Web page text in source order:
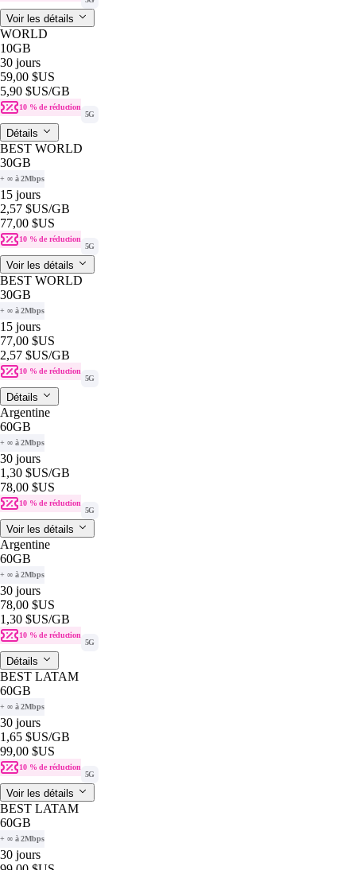
Voir les détails
WORLD
10GB
30 jours
59,00 $US
5,90 $US/GB
10 % de réduction
5G
Détails
BEST WORLD
30GB
+ ∞ à 2Mbps
15 jours
2,57 $US/GB
77,00 $US
10 % de réduction
5G
Voir les détails
BEST WORLD
30GB
+ ∞ à 2Mbps
15 jours
77,00 $US
2,57 $US/GB
10 % de réduction
5G
Détails
Argentine
60GB
+ ∞ à 2Mbps
30 jours
1,30 $US/GB
78,00 $US
10 % de réduction
5G
Voir les détails
Argentine
60GB
+ ∞ à 2Mbps
30 jours
78,00 $US
1,30 $US/GB
10 % de réduction
5G
Détails
BEST LATAM
60GB
+ ∞ à 2Mbps
30 jours
1,65 $US/GB
99,00 $US
10 % de réduction
5G
Voir les détails
BEST LATAM
60GB
+ ∞ à 2Mbps
30 jours